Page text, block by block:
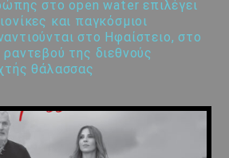
στο open water επιλέγει
και παγκόσμιοι
στο Ηφαίστειο, στο
της διεθνούς
θάλασσας